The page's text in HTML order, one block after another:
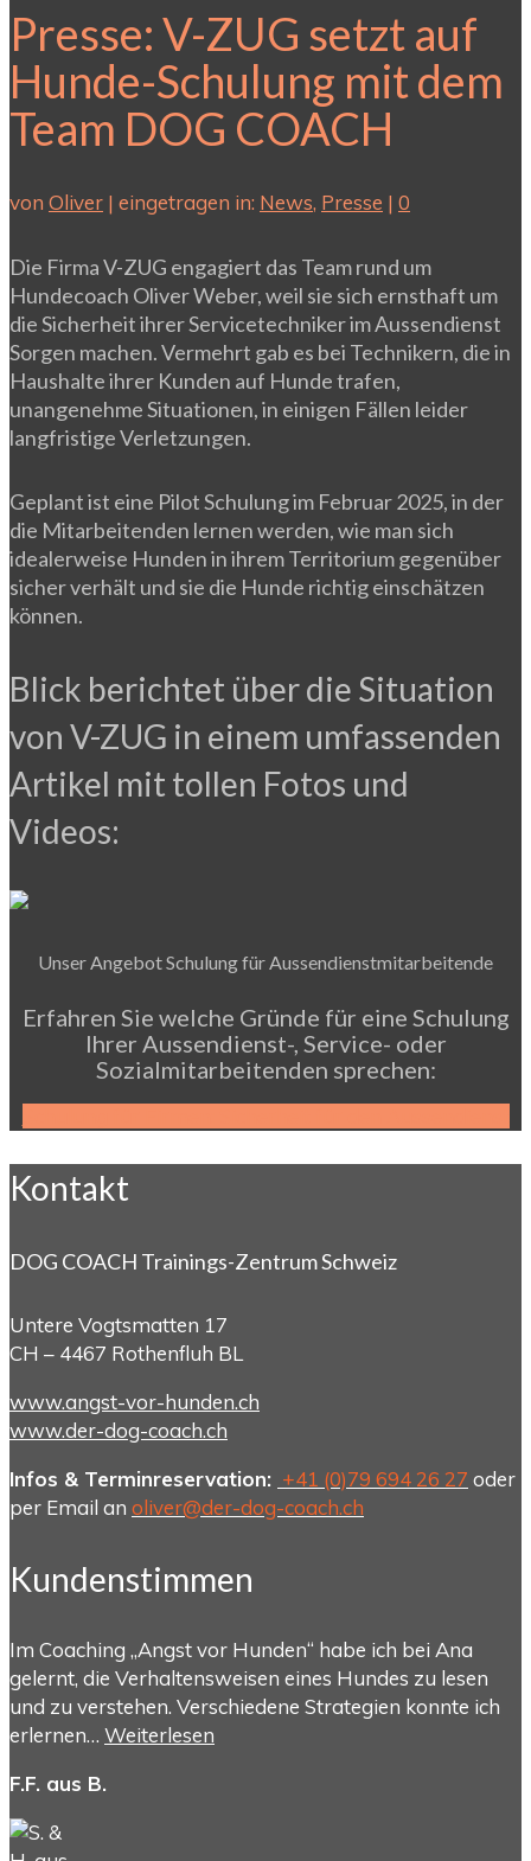
Presse: V-ZUG setzt auf
Hunde-Schulung mit dem
Team DOG COACH
von Oliver | eingetragen in: News, Presse | 0
Die Firma V-ZUG engagiert das Team rund um
Hundecoach Oliver Weber, weil sie sich ernsthaft um
die Sicherheit ihrer Servicetechniker im Aussendienst
Sorgen machen. Vermehrt gab es bei Technikern, die in
Haushalte ihrer Kunden auf Hunde trafen,
unangenehme Situationen, in einigen Fällen leider
langfristige Verletzungen.
Geplant ist eine Pilot Schulung im Februar 2025, in der
die Mitarbeitenden lernen werden, wie man sich
idealerweise Hunden in ihrem Territorium gegenüber
sicher verhält und sie die Hunde richtig einschätzen
können.
Blick berichtet über die Situation
von V-ZUG in einem umfassenden
Artikel mit tollen Fotos und
Videos:
Unser Angebot Schulung für Aussendienstmitarbeitende
Erfahren Sie welche Gründe für eine Schulung
Ihrer Aussendienst-, Service- oder
Sozialmitarbeitenden sprechen:
Kontakt
DOG COACH Trainings-Zentrum Schweiz
Untere Vogtsmatten 17
CH – 4467 Rothenfluh BL
www.angst-vor-hunden.ch
www.der-dog-coach.ch
Infos & Terminreservation: +41 (0)79 694 26 27 oder
per Email an oliver@der-dog-coach.ch
Kundenstimmen
Im Coaching „Angst vor Hunden“ habe ich bei Ana
gelernt, die Verhaltensweisen eines Hundes zu lesen
und zu verstehen. Verschiedene Strategien konnte ich
erlernen… Weiterlesen
F.F. aus B.